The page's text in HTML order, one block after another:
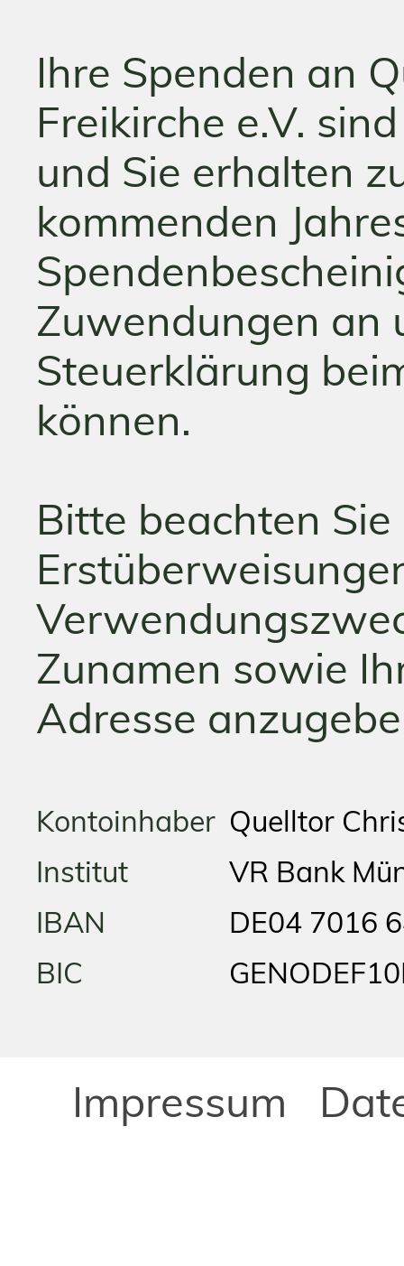
Ihre Spenden an
Freikirche e.V.
und Sie erhalten
kommenden
Zuwendungen an
Steuerklärung
können.
Bitte beachten
Zunamen sowie
Adresse
Kontoinhaber Quelltor
Institut
VR Bank
IBAN
DE04 7016
BIC
Impressum